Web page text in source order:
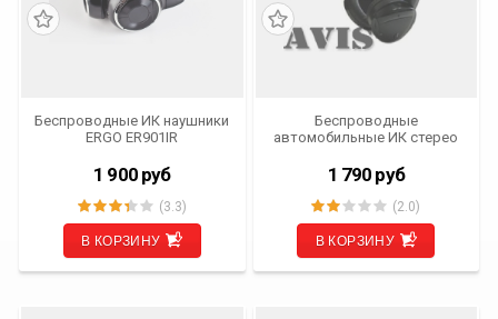
Беспроводные ИК наушники
ERGO ER901IR
1 900 руб
(3.3)
В КОРЗИНУ
Беспроводные
автомобильные ИК стерео
AVIS Electronics AVS001HP
1 790 руб
(2.0)
В КОРЗИНУ